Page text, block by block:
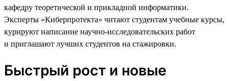
кафедру теоретической и прикладной информатики.
Эксперты «Киберпротекта» читают студентам учебные курсы,
курируют написание научно-исследовательских работ
и приглашают лучших студентов на стажировки.
Быстрый рост и новые